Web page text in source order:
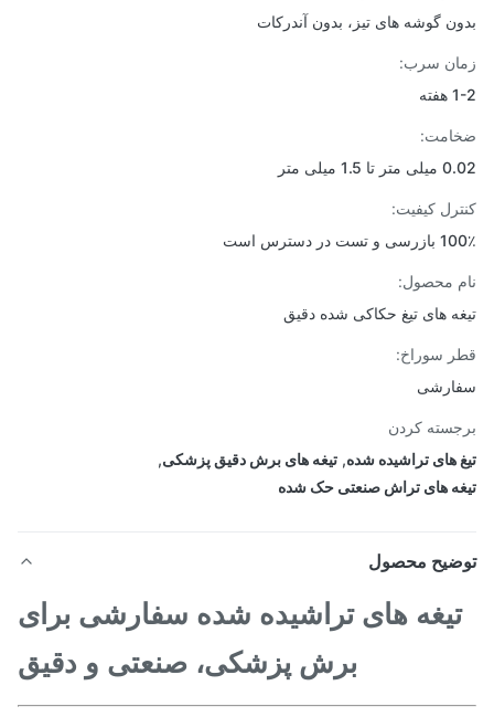
گوشه های تیز، بدون آندرکات
سرب:
کیفیت:
محصول:
های تیغ حکاکی شده دقیق
سوراخ:
کردن
های تراشیده شده,تیغه های برش دقیق پزشکی ,
های تراش صنعتی حک شده
محصول
های تراشیده شده سفارشی برای
برش پزشکی، صنعتی و دقیق